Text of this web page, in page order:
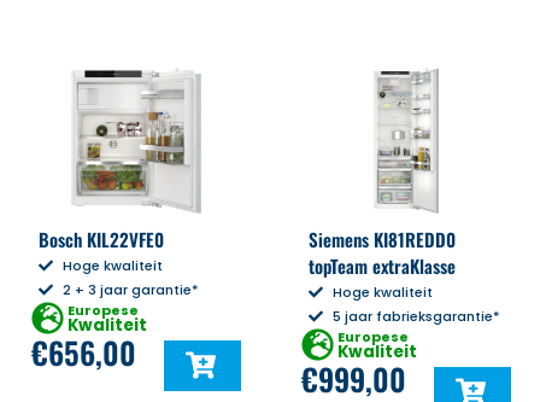
Bosch KIL22VFE0
Hoge kwaliteit
2 + 3 jaar garantie*
Europese
Kwaliteit
€656,00
Siemens KI81REDD0
topTeam extraKlasse
Hoge kwaliteit
5 jaar fabrieksgarantie*
Europese
Kwaliteit
€999,00